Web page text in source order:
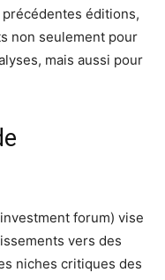
éditions,
non seulement pour
mais aussi pour
forum) vise
vers des
niches critiques des